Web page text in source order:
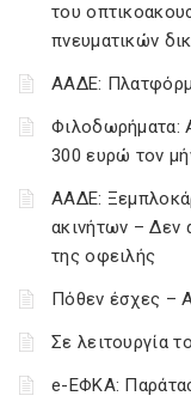
του
πνευματικών
ΑΑΔΕ:
Φιλοδωρήματα:
300 ευρώ τον
ΑΑΔΕ:
ακινήτων – Δεν
της οφειλής
Πόθεν έσχες –
Σε λειτουργία
e-ΕΦΚΑ: